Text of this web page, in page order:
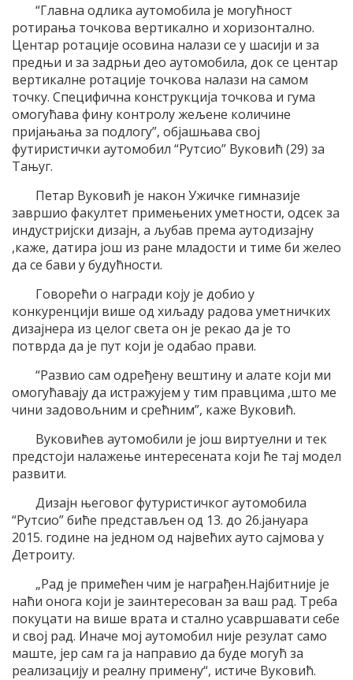
“Главна одлика аутомобила је могућност
ротирања точкова вертикално и хоризонтално.
Центар ротације осовина налази се у шасији и за
предњи и за задрњи део аутомобила, док се центар
вертикалне ротације точкова налази на самом
точку. Специфична конструкција точкова и гума
омогућава фину контролу жељене количине
пријањања за подлогу”, објашњава свој
футиристички аутомобил “Рутсио” Вуковић (29) за
Тањуг.
Петар Вуковић је након Ужичке гимназије
завршио факултет примењених уметности, одсек за
индустријски дизајн, а љубав према аутодизајну
,каже, датира још из ране младости и тиме би желео
да се бави у будућности.
Говорећи о награди коју је добио у
конкуренцији више од хиљаду радова уметничких
дизајнера из целог света он је рекао да је то
потврда да је пут који је одабао прави.
“Развио сам одређену вештину и алате који ми
омогућавају да истражујем у тим правцима ,што ме
чини задовољним и срећним”, каже Вуковић.
Вуковићев аутомобили је још виртуелни и тек
предстоји налажење интересената који ће тај модел
развити.
Дизајн његовог футуристичког аутомобила
“Рутсио” биће представљен од 13. до 26.јануара
2015. године на једном од највећих ауто сајмова у
Детроиту.
„Рад је примећен чим је награђен.Најбитније је
наћи онога који је заинтересован за ваш рад. Треба
покуцати на више врата и стално усавршавати себе
и свој рад. Иначе мој аутомобил није резулат само
маште, јер сам га ја направио да буде могућ за
реализацију и реалну примену“, истиче Вуковић.